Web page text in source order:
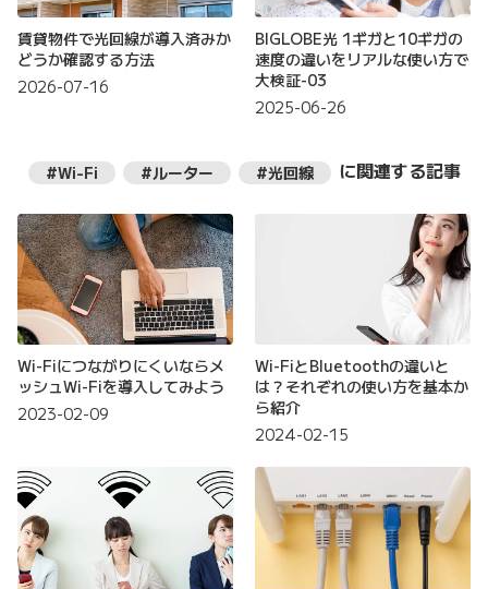
賃貸物件で光回線が導入済みか
どうか確認する方法
2026-07-16
BIGLOBE光 1ギガと10ギガの
速度の違いをリアルな使い方で
大検証-03
2025-06-26
#Wi-Fi #ルーター #光回線 に関連する記事
Wi-Fiにつながりにくいならメ
ッシュWi-Fiを導入してみよう
2023-02-09
Wi-FiとBluetoothの違いと
は？それぞれの使い方を基本か
ら紹介
2024-02-15